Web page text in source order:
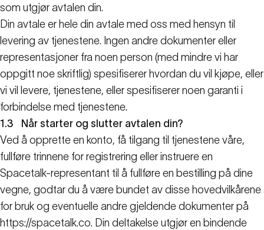
som utgjør avtalen din.
Din avtale er hele din avtale med oss med hensyn til
levering av tjenestene. Ingen andre dokumenter eller
representasjoner fra noen person (med mindre vi har
oppgitt noe skriftlig) spesifiserer hvordan du vil kjøpe, eller
vi vil levere, tjenestene, eller spesifiserer noen garanti i
forbindelse med tjenestene.
1.3
Når starter og slutter avtalen din?
Ved å opprette en konto, få tilgang til tjenestene våre,
fullføre trinnene for registrering eller instruere en
Spacetalk-representant til å fullføre en bestilling på dine
vegne, godtar du å være bundet av disse hovedvilkårene
for bruk og eventuelle andre gjeldende dokumenter på
https://spacetalk.co. Din deltakelse utgjør en bindende